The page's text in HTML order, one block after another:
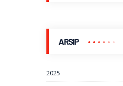
ARSIP
2025